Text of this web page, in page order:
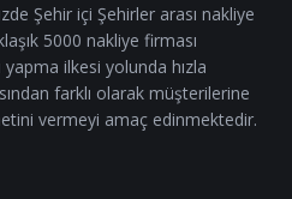
Şehir içi Şehirler arası nakliye
5000 nakliye firması
ilkesi yolunda hızla
farklı olarak müşterilerine
vermeyi amaç edinmektedir.